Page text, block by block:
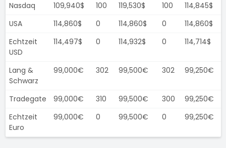
Nasdaq 109,940$ 100 119,530$ 100
114,845$
USA
114,860$ 0 114,860$ 0
114,860$
Echtzeit
USD
114,497$ 0 114,932$ 0 114,714$
Lang &
Schwarz
99,000€ 302 99,500€ 302 99,250€
Tradegate 99,000€ 310 99,500€ 300
99,250€
Echtzeit
Euro
99,000€ 0 99,500€ 0 99,250€